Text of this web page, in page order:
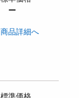
ー
商品詳細へ
標準価格